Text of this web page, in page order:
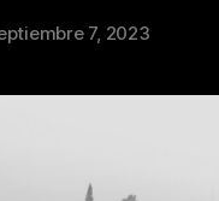
7, 2023